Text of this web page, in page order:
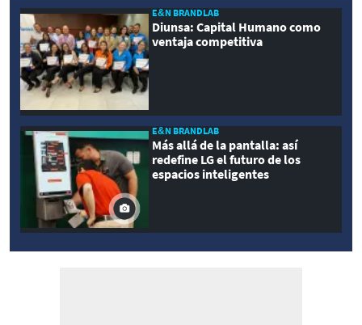
E&N BRANDLAB
Diunsa: Capital Humano como
ventaja competitiva
E&N BRANDLAB
Más allá de la pantalla: así
redefine LG el futuro de los
espacios inteligentes